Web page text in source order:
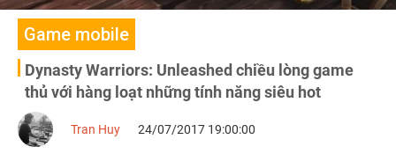
Game mobile
Dynasty Warriors: Unleashed chiều lòng game
thủ với hàng loạt những tính năng siêu hot
Tran Huy 24/07/2017 19:00:00